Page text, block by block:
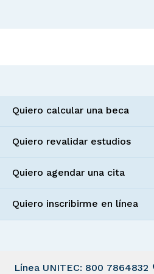
Quiero calcular una beca
Quiero revalidar estudios
Quiero agendar una cita
Quiero inscribirme en línea
Línea UNITEC: 800 7864832